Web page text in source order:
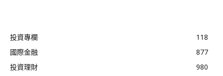
投資專欄
118
國際金融
877
投資理財
980